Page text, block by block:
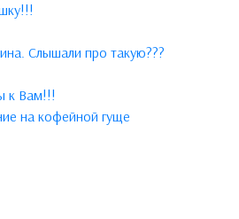
Слышали про такую???
к Вам!!!
на кофейной гуще